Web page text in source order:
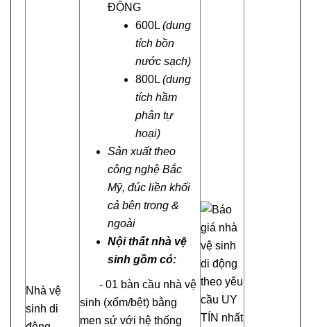
Nhà vệ
sinh di
ĐỘNG
600L (dung
tích bồn
nước sạch)
800L (dung
tích hầm
phân tự
hoại)
Sản xuất theo
công nghệ Bắc
Mỹ, đúc liền khối
cả bên trong &
ngoài
Nội thất nhà vệ
sinh gồm có:
- 01 bàn cầu nhà vệ
sinh (xổm/bệt) bằng
men sứ với hệ thống